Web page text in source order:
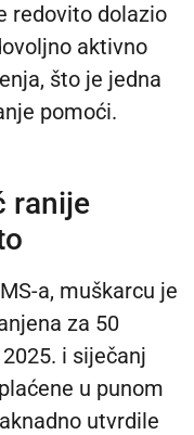
redovito dolazio
aktivno
što je jedna
pomoći.
ranije
a, muškarcu je
za 50
i siječanj
u punom
utvrdile